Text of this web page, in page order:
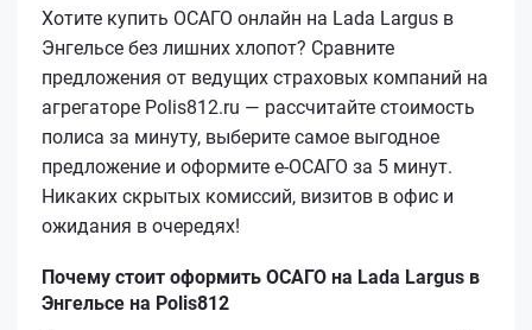
Хотите купить ОСАГО онлайн на Lada Largus в
Энгельсе без лишних хлопот? Сравните
предложения от ведущих страховых компаний на
агрегаторе Polis812.ru — рассчитайте стоимость
полиса за минуту, выберите самое выгодное
предложение и оформите е‑ОСАГО за 5 минут.
Никаких скрытых комиссий, визитов в офис и
ожидания в очередях!
Почему стоит оформить ОСАГО на Lada Largus в
Энгельсе на Polis812